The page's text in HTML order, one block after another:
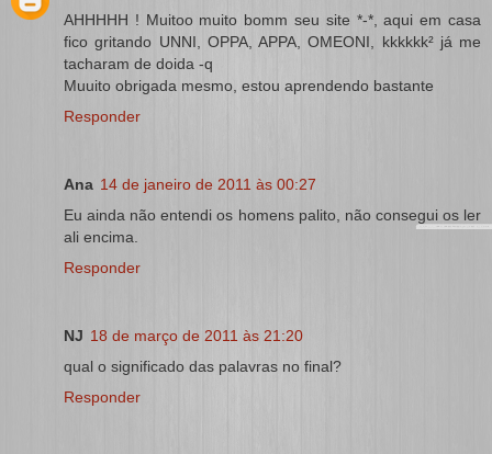
AHHHHH ! Muitoo muito bomm seu site *-*, aqui em casa
fico gritando UNNI, OPPA, APPA, OMEONI, kkkkkk² já me
tacharam de doida -q
Muuito obrigada mesmo, estou aprendendo bastante
Responder
Ana 14 de janeiro de 2011 às 00:27
Eu ainda não entendi os homens palito, não consegui os ler
ali encima.
Responder
NJ 18 de março de 2011 às 21:20
qual o significado das palavras no final?
Responder